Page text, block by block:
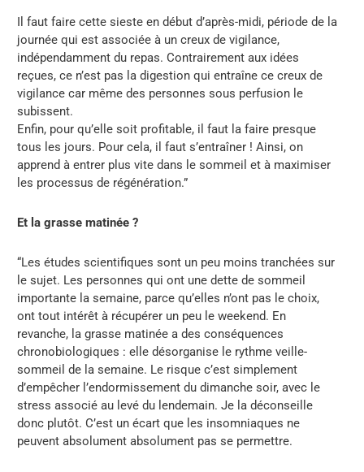
Il faut faire cette sieste en début d’après-midi, période de la
journée qui est associée à un creux de vigilance,
indépendamment du repas. Contrairement aux idées
reçues, ce n’est pas la digestion qui entraîne ce creux de
vigilance car même des personnes sous perfusion le
subissent.
Enfin, pour qu’elle soit profitable, il faut la faire presque
tous les jours. Pour cela, il faut s’entraîner ! Ainsi, on
apprend à entrer plus vite dans le sommeil et à maximiser
les processus de régénération.”
Et la grasse matinée ?
“Les études scientifiques sont un peu moins tranchées sur
le sujet. Les personnes qui ont une dette de sommeil
importante la semaine, parce qu’elles n’ont pas le choix,
ont tout intérêt à récupérer un peu le weekend. En
revanche, la grasse matinée a des conséquences
chronobiologiques : elle désorganise le rythme veille-
sommeil de la semaine. Le risque c’est simplement
d’empêcher l’endormissement du dimanche soir, avec le
stress associé au levé du lendemain. Je la déconseille
donc plutôt. C’est un écart que les insomniaques ne
peuvent absolument absolument pas se permettre.